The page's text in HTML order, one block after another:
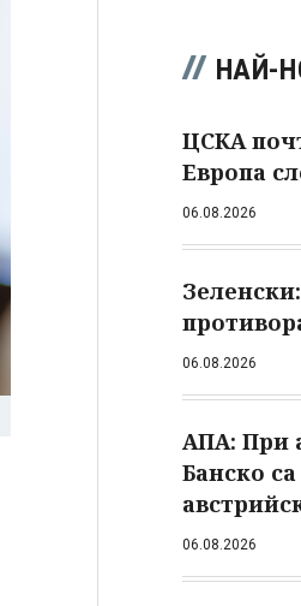
НАЙ-
ЦСКА
Европа
06.08.2026
06.08.2026
АПА: При
Банско
06.08.2026